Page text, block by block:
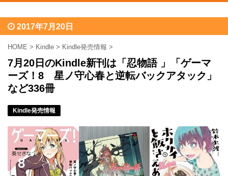
2017年7月20日
HOME > Kindle > Kindle発売情報 >
7月20日のKindle新刊は「忍物語 」「ゲーマ
ーズ！8 星ノ守心春と逆転バックアタック」
など336冊
Kindle発売情報